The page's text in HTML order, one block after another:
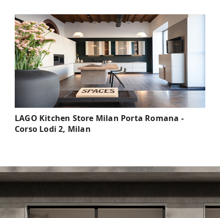
LAGO Kitchen Store Milan Porta Romana -
Corso Lodi 2, Milan